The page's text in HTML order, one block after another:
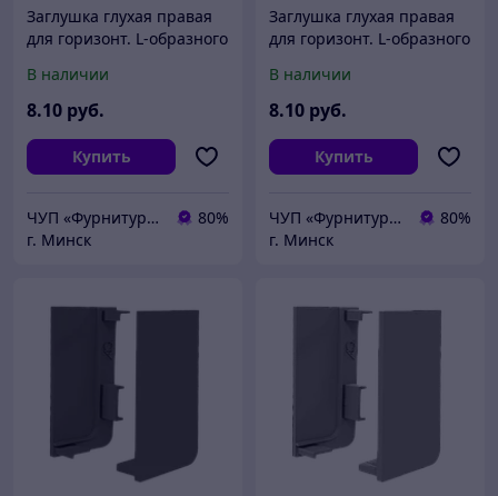
Заглушка глухая правая
для горизонт. L-образного
В наличии
8.10 руб.
Купить
ЧУП «Фурнитурка-бай»
80%
г. Минск
Заглушка глухая правая
для горизонт. L-образного
черный
В наличии
8.10 руб.
Купить
ЧУП «Фурнитурка-бай»
80%
г. Минск